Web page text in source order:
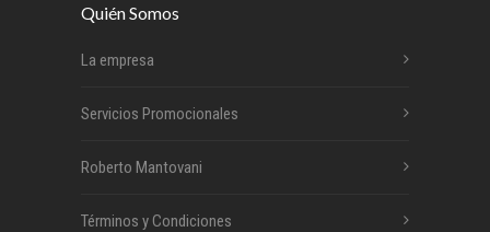
Quién Somos
La empresa
Servicios Promocionales
Roberto Mantovani
Términos y Condiciones